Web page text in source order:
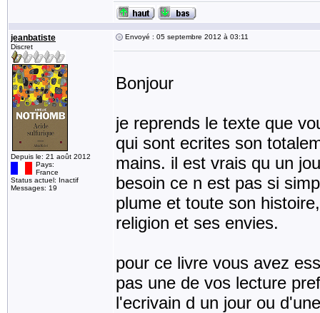
jeanbatiste
Discret
Depuis le: 21 août 2012
Pays:
France
Status actuel: Inactif
Messages: 19
Envoyé : 05 septembre 2012 à 03:11
Bonjour
je reprends le texte que
qui sont ecrites son
mains. il est vrais qu un
besoin ce n est pas si
plume et toute son
religion et ses envies.
pour ce livre vous avez
pas une de vos lecture
l'ecrivain d un jour ou